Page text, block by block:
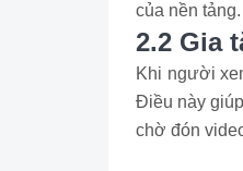
của nền tảng.
2.2 Gia
Khi người
Điều này
chờ đón